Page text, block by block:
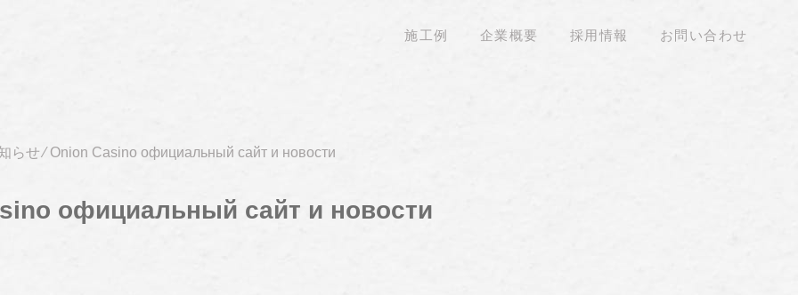
施工例 企業概要 採用情報 お問い合わせ
らせ⁄Onion Casino официальный сайт и новости
официальный сайт и новости